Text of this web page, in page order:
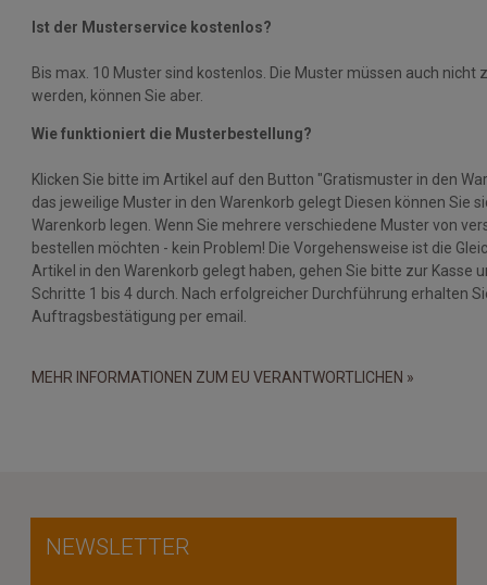
Ist der Musterservice kostenlos?
Bis max. 10 Muster sind kostenlos. Die Muster müssen auch nicht
werden, können Sie aber.
Wie funktioniert die Musterbestellung?
Klicken Sie bitte im Artikel auf den Button "Gratismuster in den
das jeweilige Muster in den Warenkorb gelegt Diesen können Sie
Warenkorb legen. Wenn Sie mehrere verschiedene Muster von
bestellen möchten - kein Problem! Die Vorgehensweise ist die
Artikel in den Warenkorb gelegt haben, gehen Sie bitte zur Kasse
Schritte 1 bis 4 durch. Nach erfolgreicher Durchführung erhalten
Auftragsbestätigung per email.
MEHR INFORMATIONEN ZUM EU VERANTWORTLICHEN »
NEWSLETTER